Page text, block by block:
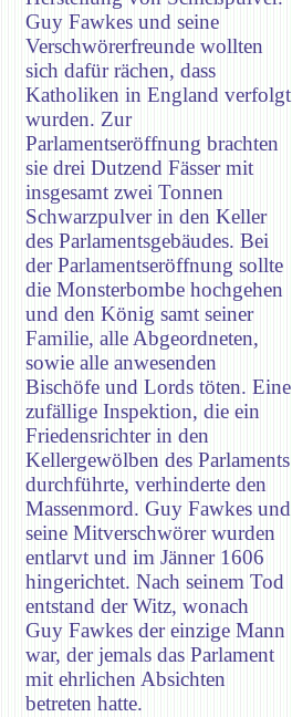
Guy Fawkes und seine
Verschwörerfreunde wollten
sich dafür rächen, dass
Katholiken in England verfolgt
wurden. Zur
Parlamentseröffnung brachten
sie drei Dutzend Fässer mit
insgesamt zwei Tonnen
Schwarzpulver in den Keller
des Parlamentsgebäudes. Bei
der Parlamentseröffnung sollte
die Monsterbombe hochgehen
und den König samt seiner
Familie, alle Abgeordneten,
sowie alle anwesenden
Bischöfe und Lords töten. Eine
zufällige Inspektion, die ein
Friedensrichter in den
Kellergewölben des Parlaments
durchführte, verhinderte den
Massenmord. Guy Fawkes und
seine Mitverschwörer wurden
entlarvt und im Jänner 1606
hingerichtet. Nach seinem Tod
entstand der Witz, wonach
Guy Fawkes der einzige Mann
war, der jemals das Parlament
mit ehrlichen Absichten
betreten hatte.